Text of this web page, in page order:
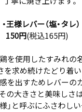
・王様レバー（塩・タレ）
150円(税込165円)
を使用したすみれの
を求め続けたどり着い
を出すためレバーの
の大きさと美味しさ
」と呼ぶにふさわし